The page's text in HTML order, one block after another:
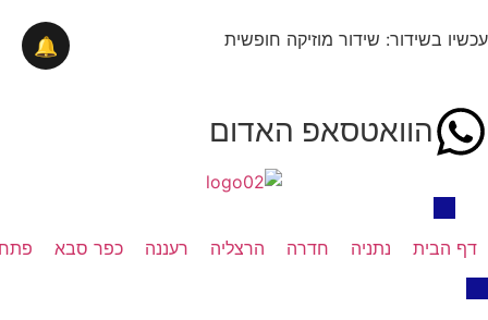
עכשיו בשידור: שידור מוזיקה חופשית
הוואטסאפ האדום
דף הבית נתניה חדרה הרצליה רעננה כפר סבא
🔔